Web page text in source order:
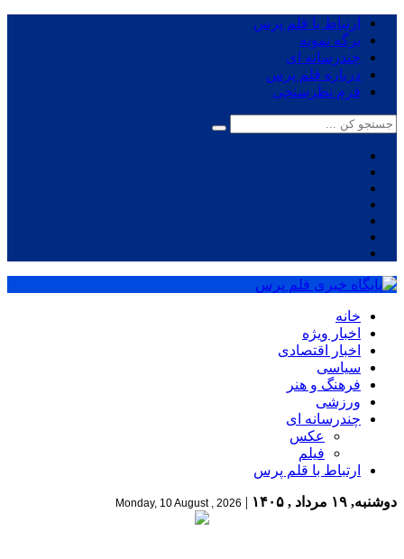
ارتباط با قلم پرس
برگه نمونه
چندرسانه ای
درباره قلم پرس
فرم نظرسنجی
خانه
اخبار ویژه
اخبار اقتصادی
سیاسی
فرهنگ و هنر
ورزشی
چندرسانه ای
عکس
فیلم
ارتباط با قلم پرس
دوشنبه, ۱۹ مرداد , ۱۴۰۵ |
Monday, 10 August , 2026